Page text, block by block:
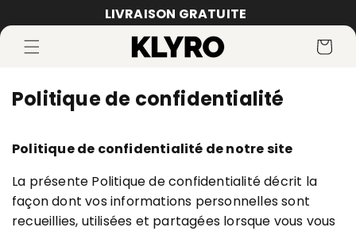
contenu
LIVRAISON GRATUITE
Panier
Politique de confidentialité
Politique de confidentialité de notre site
La présente Politique de confidentialité décrit la
façon dont vos informations personnelles sont
recueillies, utilisées et partagées lorsque vous vous